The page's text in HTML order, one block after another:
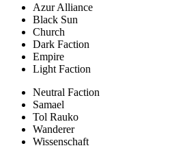
Azur Alliance
Black Sun
Church
Dark Faction
Empire
Light Faction
Neutral Faction
Samael
Tol Rauko
Wanderer
Wissenschaft